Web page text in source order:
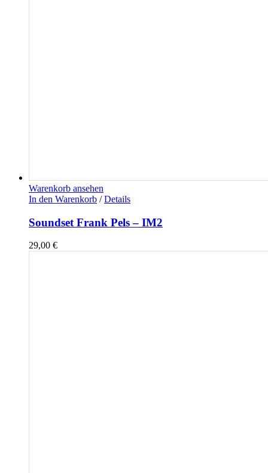
Warenkorb ansehen
In den Warenkorb / Details
Soundset Frank Pels – IM2
29,00 €